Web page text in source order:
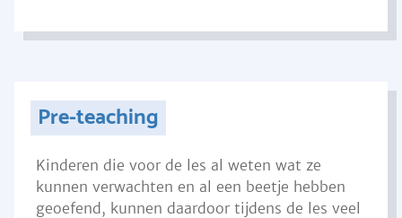
Pre-teaching
Kinderen die voor de les al weten wat ze
kunnen verwachten en al een beetje hebben
geoefend, kunnen daardoor tijdens de les veel